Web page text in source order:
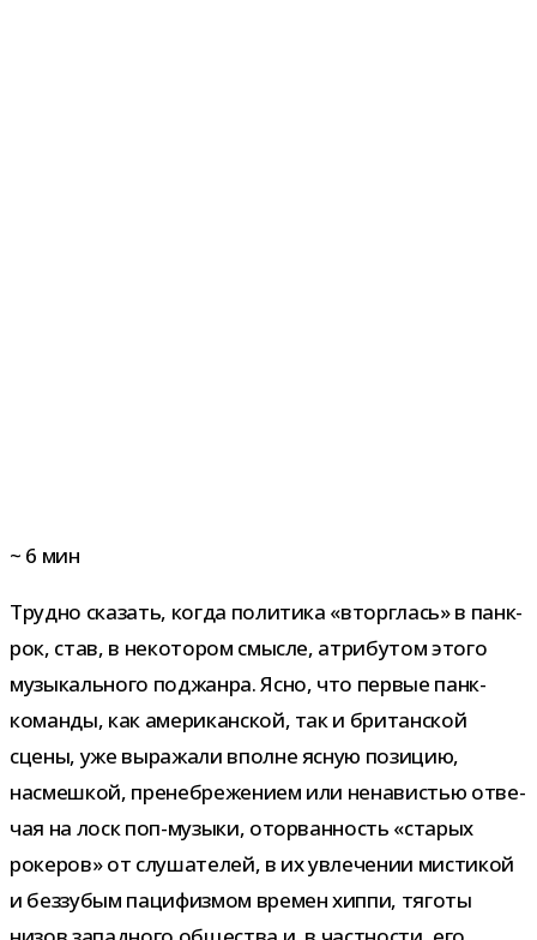
~ 6 мин
Трудно ска­зать, когда поли­тика «вторг­лась» в панк-​
рок, став, в неко­то­ром смысле, атри­бу­том этого
музы­каль­ного под­жанра. Ясно, что пер­вые панк-​
команды, как аме­ри­кан­ской, так и бри­тан­ской
сцены, уже выра­жали вполне ясную пози­цию,
насмеш­кой, пре­не­бре­же­нием или нена­ви­стью отве­
чая на лоск поп-​музыки, ото­рван­ность «ста­рых
роке­ров» от слу­ша­те­лей, в их увле­че­нии мисти­кой
и без­зу­бым паци­физ­мом вре­мен хиппи, тяготы